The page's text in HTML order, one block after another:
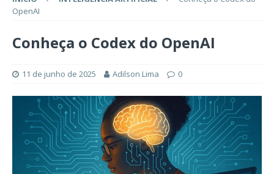
OpenAI
Conheça o Codex do OpenAI
11 de junho de 2025 Adilson Lima 0